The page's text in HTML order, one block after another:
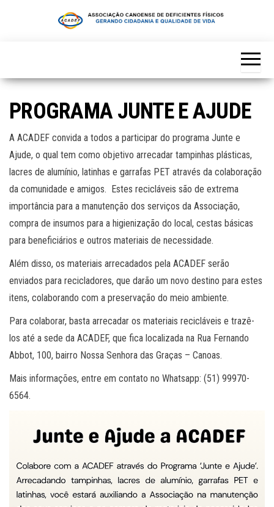
PROGRAMA JUNTE E AJUDE
A ACADEF convida a todos a participar do programa Junte e
Ajude, o qual tem como objetivo arrecadar tampinhas plásticas,
lacres de alumínio, latinhas e garrafas PET através da colaboração
da comunidade e amigos. Estes recicláveis são de extrema
importância para a manutenção dos serviços da Associação,
compra de insumos para a higienização do local, cestas básicas
para beneficiários e outros materiais de necessidade.
Além disso, os materiais arrecadados pela ACADEF serão
enviados para recicladores, que darão um novo destino para estes
itens, colaborando com a preservação do meio ambiente.
Para colaborar, basta arrecadar os materiais recicláveis e trazê-
los até a sede da ACADEF, que fica localizada na Rua Fernando
Abbot, 100, bairro Nossa Senhora das Graças – Canoas.
Mais informações, entre em contato no Whatsapp: (51) 99970-
6564.